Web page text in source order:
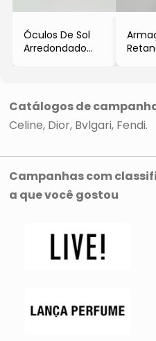
Óculos De Sol
Arredondado
Catálogos de
Celine Dior Bvlgari Fendi
Campanhas com
a que você gostou